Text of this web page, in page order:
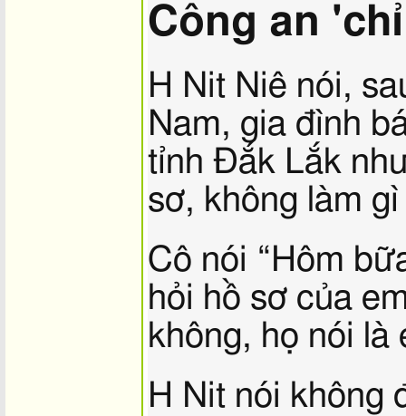
Công an
H Nit Niê nói,
Nam, gia đình
tỉnh Đắk Lắk
sơ, không làm gì
Cô nói “Hôm
hỏi hồ sơ của
không, họ nói là
H Nit nói không